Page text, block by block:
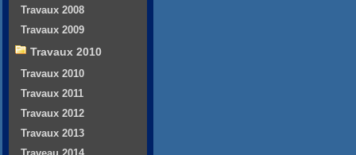
Travaux 2008
Travaux 2009
Travaux 2010
Travaux 2010
Travaux 2011
Travaux 2012
Travaux 2013